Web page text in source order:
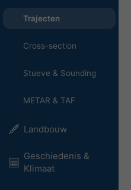
Trajecten
Cross-section
Stueve & Sounding
METAR & TAF
Landbouw
Geschiedenis &
Klimaat